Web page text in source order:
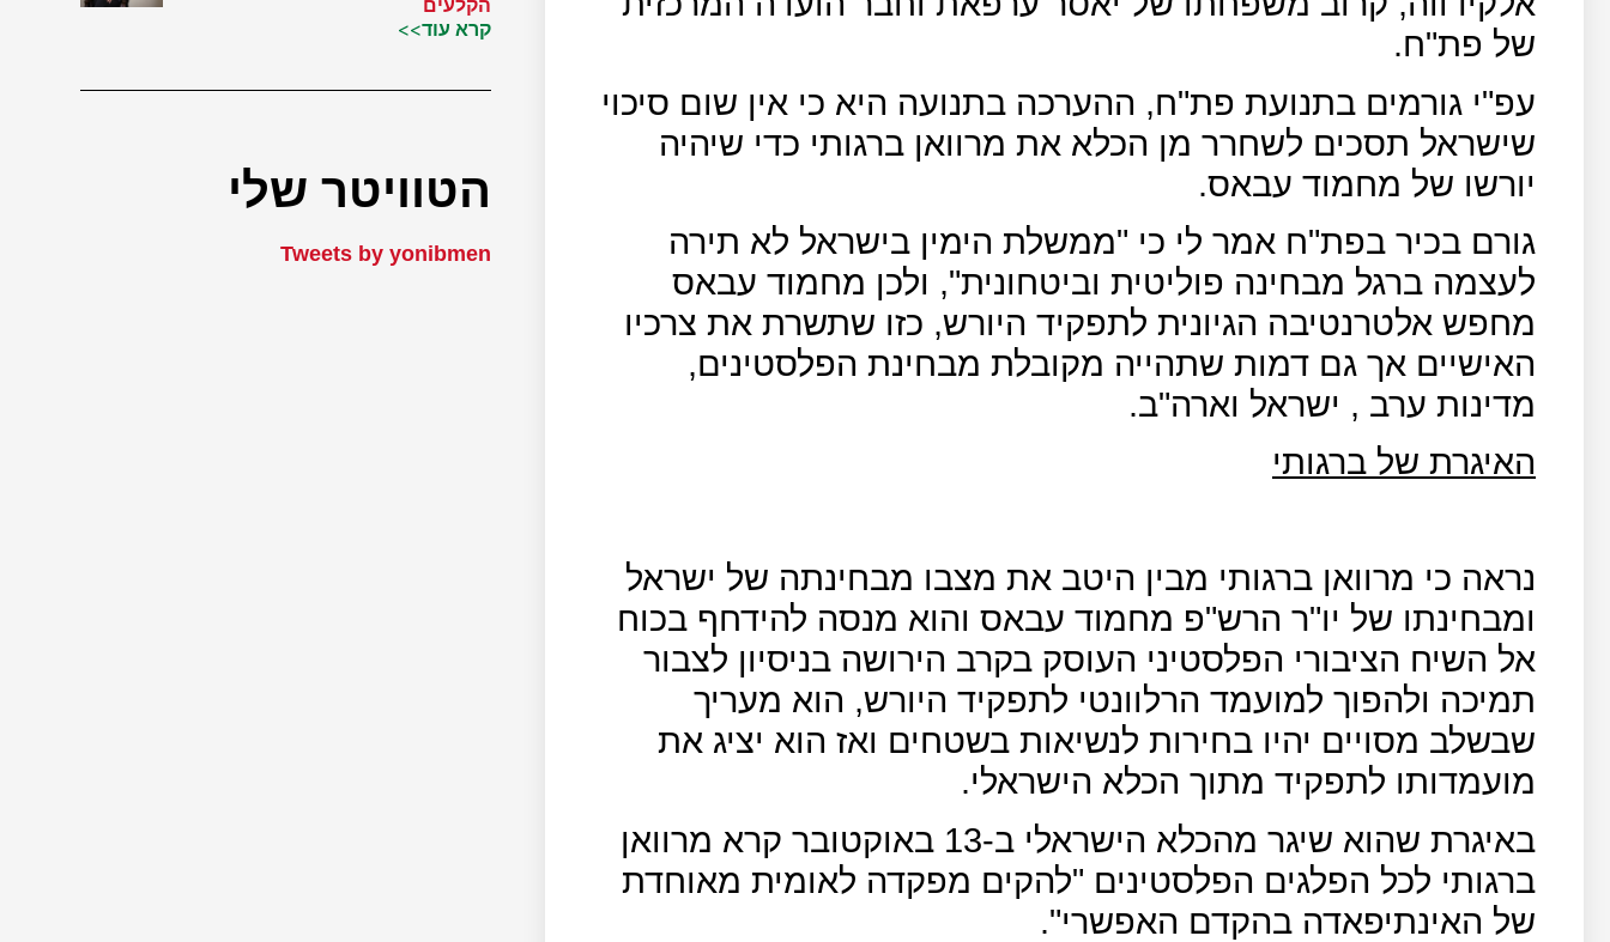
של פת"ח.
עפ"י גורמים בתנועת פת"ח, ההערכה בתנועה היא כי אין שום סיכוי
שישראל תסכים לשחרר מן הכלא את מרוואן ברגותי כדי שיהיה
יורשו של מחמוד עבאס.
גורם בכיר בפת"ח אמר לי כי "ממשלת הימין בישראל לא תירה
לעצמה ברגל מבחינה פוליטית וביטחונית", ולכן מחמוד עבאס
מחפש אלטרנטיבה הגיונית לתפקיד היורש, כזו שתשרת את צרכיו
האישיים אך גם דמות שתהייה מקובלת מבחינת הפלסטינים,
מדינות ערב , ישראל וארה"ב.
האיגרת של ברגותי
נראה כי מרוואן ברגותי מבין היטב את מצבו מבחינתה של ישראל
ומבחינתו של יו"ר הרש"פ מחמוד עבאס והוא מנסה להידחף בכוח
אל השיח הציבורי הפלסטיני העוסק בקרב הירושה בניסיון לצבור
תמיכה ולהפוך למועמד הרלוונטי לתפקיד היורש, הוא מעריך
שבשלב מסויים יהיו בחירות לנשיאות בשטחים ואז הוא יציג את
מועמדותו לתפקיד מתוך הכלא הישראלי.
באיגרת שהוא שיגר מהכלא הישראלי ב-13 באוקטובר קרא מרוואן
ברגותי לכל הפלגים הפלסטינים "להקים מפקדה לאומית מאוחדת
של האינתיפאדה בהקדם האפשרי".
הקלעים
קרא עוד>>
הטוויטר שלי
Tweets by yonibmen